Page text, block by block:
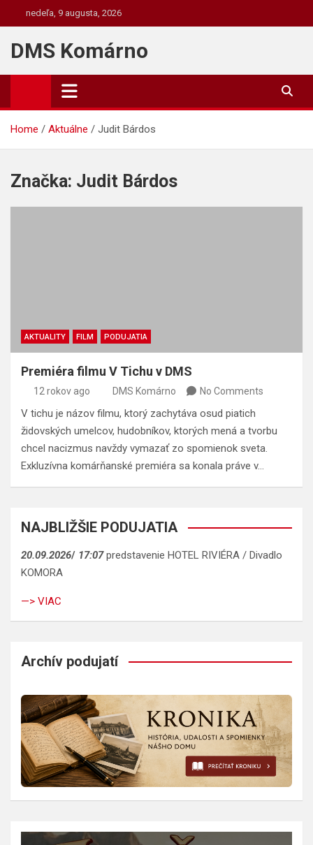
to
content
nedeľa, 9 augusta, 2026
DMS Komárno
Home Aktuálne Judit Bárdos
Značka: Judit Bárdos
AKTUALITY FILM PODUJATIA
Premiéra filmu V Tichu v DMS
12 rokov ago DMS Komárno No Comments
V tichu je názov filmu, ktorý zachytáva osud piatich
židovských umelcov, hudobníkov, ktorých mená a tvorbu
chcel nacizmus navždy vymazať zo spomienok sveta.
Exkluzívna komárňanské premiéra sa konala práve v…
NAJBLIŽŠIE PODUJATIA
20.09.2026/ 17:07predstavenie HOTEL RIVIÉRA / Divadlo
KOMORA
—> VIAC
Archív podujatí